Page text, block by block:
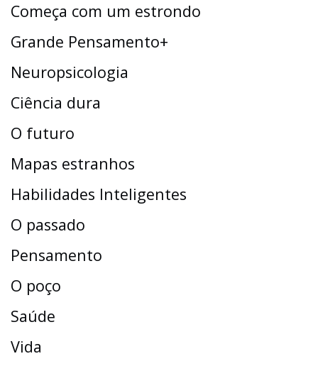
Começa com um estrondo
Grande Pensamento+
Neuropsicologia
Ciência dura
O futuro
Mapas estranhos
Habilidades Inteligentes
O passado
Pensamento
O poço
Saúde
Vida